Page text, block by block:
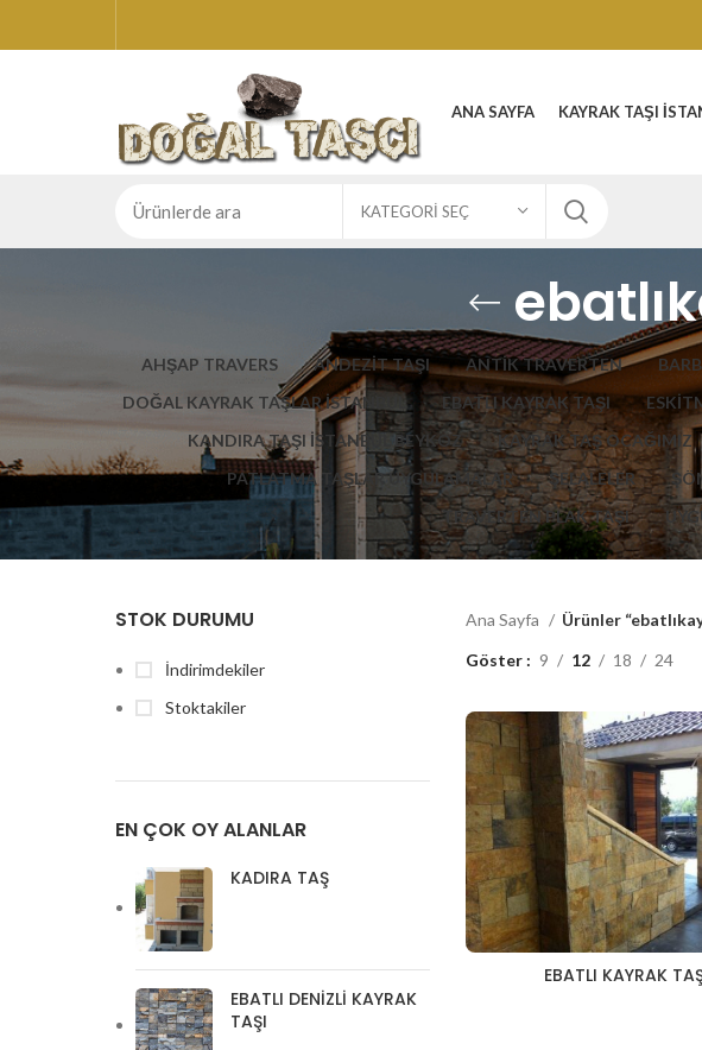
ANA SAYFA KAYRAK TAŞI
KATEGORI SEÇ
AHŞAP TRAVERS ANDEZİT TAŞI ANTİK TRAVERTEN
DOĞAL KAYRAK TAŞLAR İSTANBUL
EBATLI KAYRAK TAŞI
KANDIRA TAŞI İSTANBUL BEYKOZ
KAYRAK TAŞ OCAĞIMIZ
PATLATMA TAŞLAR UYGULAMALAR
ŞELALELER
TRAVERTEN PLAK TAŞI
STOK DURUMU
İndirimdekiler
Stoktakiler
EN ÇOK OY ALANLAR
KADIRA TAŞ
EBATLI DENIZLI KAYRAK
TAŞI
Ana Sayfa
Ürünler
Göster
9 12 18 24
EBATLI KAYRAK